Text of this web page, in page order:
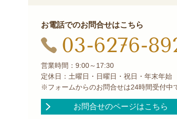
お電話でのお問合せはこちら
03-6276-
営業時間：9:00～17:30
定休日：土曜日・日曜日・祝日・年末年始
※フォームからのお問合せは24時間受付中
お問合せのページはこちら